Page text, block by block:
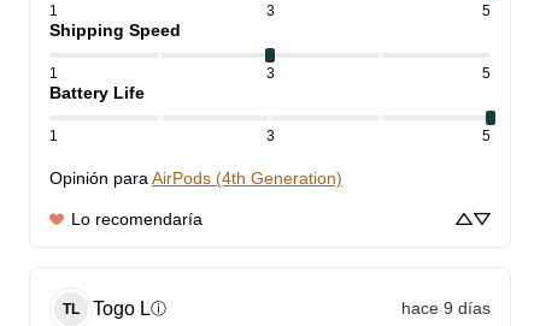
1 3 5
Shipping Speed
1 3 5
Battery Life
1 3 5
Opinión para AirPods (4th Generation)
Lo recomendaría
TL Togo Lⓘ hace 9 días